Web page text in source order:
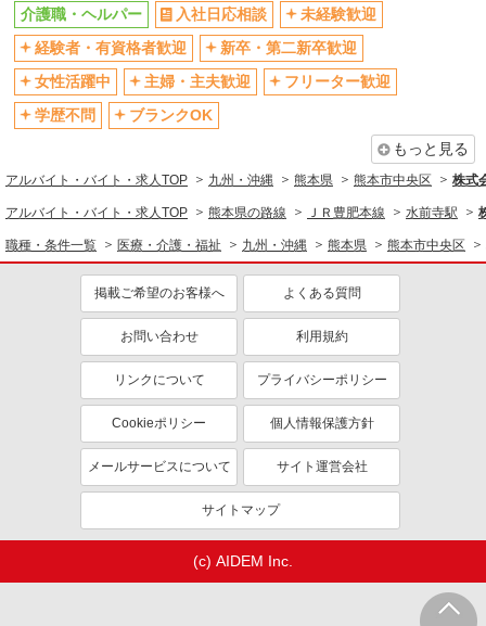
介護職・ヘルパー 入社日応相談
未経験歓迎
経験者・有資格者歓迎
新卒・第二新卒歓迎
女性活躍中
主婦・主夫歓迎
フリーター歓迎
学歴不問
ブランクOK
もっと見る
アルバイト・バイト・求人TOP 九州・沖縄 熊本県 熊本市中央区 株式
アルバイト・バイト・求人TOP 熊本県の路線 ＪＲ豊肥本線 水前寺駅
職種・条件一覧 医療・介護・福祉 九州・沖縄 熊本県 熊本市中央区
掲載ご希望のお客様へ よくある質問
お問い合わせ 利用規約
リンクについて プライバシーポリシー
Cookieポリシー 個人情報保護方針
メールサービスについて サイト運営会社
サイトマップ
(c) AIDEM Inc.